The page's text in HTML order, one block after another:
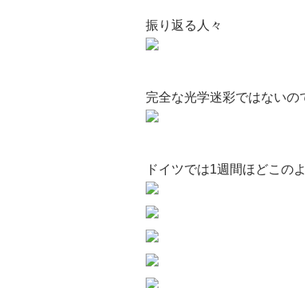
振り返る人々
完全な光学迷彩ではない
ドイツでは1週間ほどこの